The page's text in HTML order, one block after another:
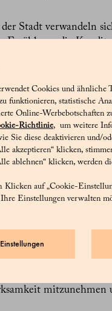
Cookies und
funktionieren, statistische
Online-Werbebotschaften
Richtlinie, um weitere
Sie diese deaktivieren und/
akzeptieren“ klicken,
ablehnen“ klicken, werden
Klicken auf „Cookie-
Einstellungen verwalten
Stadt verwandeln
Erzählung, die
werden die
willkommen, in
Mailand über seine
Icing, winzige
mailändische
vor allem eine
nimmt die
Panettone und
Panettoni,
Gianduiotti und kleine
Gärzeiten,
mit Bändern und
zur Einladung,
mitzunehmen